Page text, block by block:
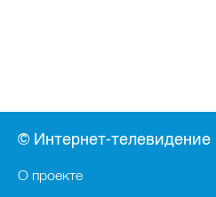
© Интернет-телевидение
О проекте